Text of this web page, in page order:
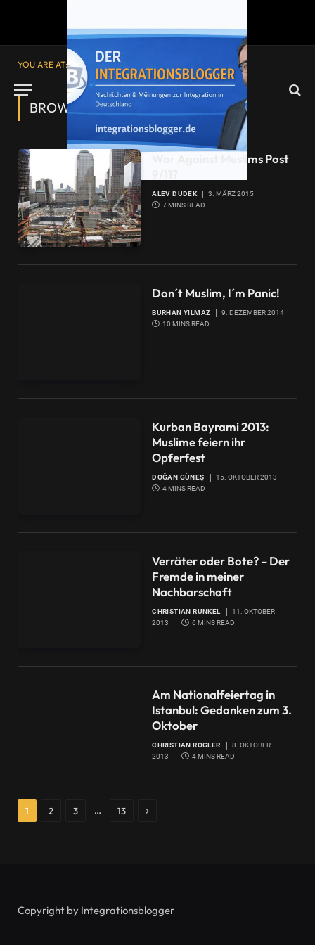
YOU ARE AT: Startseite»
BROWSING:MUSLIM
War Against Muslims Post
ALEV DUDEK
3. MÄRZ 2015
7 MINS READ
Don´t Muslim, I´m Panic!
BURHAN YILMAZ
9. DEZEMBER 2014
10 MINS READ
Kurban Bayrami 2013:
Muslime feiern ihr
Opferfest
DOĞAN GÜNEŞ
15. OKTOBER 2013
4 MINS READ
Verräter oder Bote? – Der
Fremde in meiner
Nachbarschaft
CHRISTIAN RUNKEL
11. OKTOBER
2013
6 MINS READ
Am Nationalfeiertag in
Istanbul: Gedanken zum 3.
Oktober
CHRISTIAN ROGLER
8. OKTOBER
2013
4 MINS READ
1 2 3 … 13 Next
Copyright by Integrationsblogger